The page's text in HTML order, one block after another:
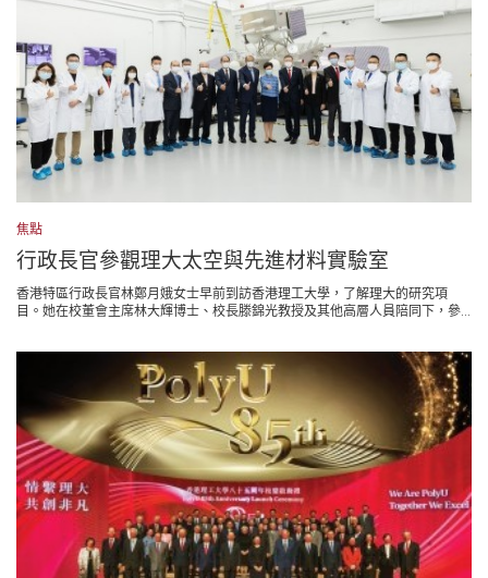
焦點
行政長官參觀理大太空與先進材料實驗室
香港特區行政長官林鄭月娥女士早前到訪香港理工大學，了解理大的研究項
目。她在校董會主席林大輝博士、校長滕錦光教授及其他高層人員陪同下，參...